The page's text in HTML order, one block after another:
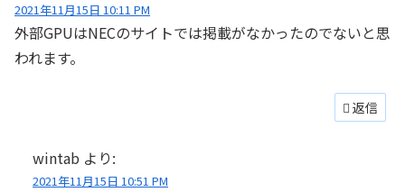
2021年11月15日 10:11 PM
外部GPUはNECのサイトでは掲載がなかったのでないと思
われます。
返信
wintab より:
2021年11月15日 10:51 PM